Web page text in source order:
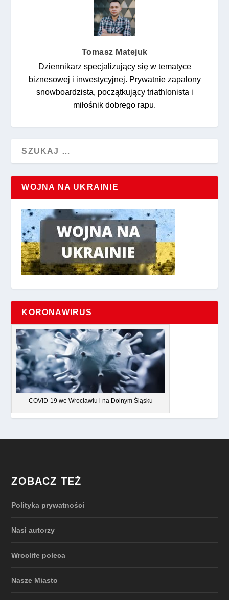
Tomasz Matejuk
Dziennikarz specjalizujący się w tematyce
biznesowej i inwestycyjnej. Prywatnie zapalony
snowboardzista, początkujący triathlonista i
miłośnik dobrego rapu.
WOJNA NA UKRAINIE
KORONAWIRUS
COVID-19 we Wrocławiu i na Dolnym Śląsku
ZOBACZ TEŻ
Polityka prywatności
Nasi autorzy
Wroclife poleca
Nasze Miasto